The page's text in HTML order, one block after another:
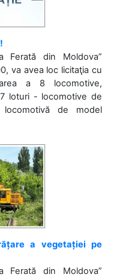
Ferată din Moldova”
va avea loc licitaţia cu
a 8 locomotive,
loturi - locomotive de
de model
a vegetației pe
Ferată din Moldova”